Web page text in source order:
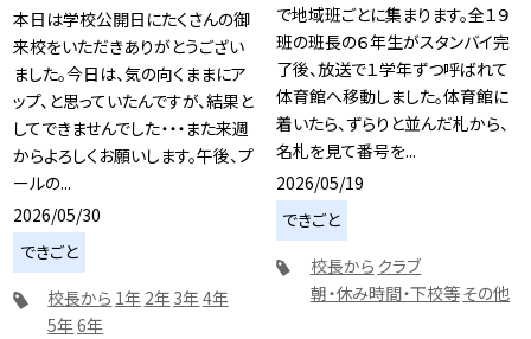
本日は学校公開日にたくさんの御
来校をいただきありがとうござい
ました。今日は、気の向くままにア
ップ、と思っていたんですが、結果と
してできませんでした・・・また来週
からよろしくお願いします。午後、プ
ールの...
2026/05/30
できごと
校長から 1年 2年3年4年
5年6年
で地域班ごとに集まります。全１９
班の班長の６年生がスタンバイ完
了後、放送で１学年ずつ呼ばれて
体育館へ移動しました。体育館に
着いたら、ずらりと並んだ札から、
名札を見て番号を...
2026/05/19
できごと
校長から クラブ
朝・休み時間・下校等その他